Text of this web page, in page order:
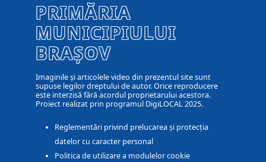
PRIMĂRIA
MUNICIPIULUI
BRAȘOV
Imaginile și articolele video din prezentul site sunt
supuse legilor dreptului de autor. Orice reproducere
este interzisă fără acordul proprietarului acestora.
Proiect realizat prin programul DigiLOCAL 2025.
Reglementări privind prelucarea și protecția
datelor cu caracter personal
Politica de utilizare a modulelor cookie